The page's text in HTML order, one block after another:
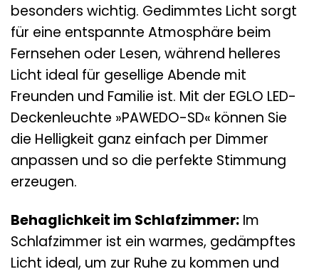
besonders wichtig. Gedimmtes Licht sorgt
für eine entspannte Atmosphäre beim
Fernsehen oder Lesen, während helleres
Licht ideal für gesellige Abende mit
Freunden und Familie ist. Mit der EGLO LED-
Deckenleuchte »PAWEDO-SD« können Sie
die Helligkeit ganz einfach per Dimmer
anpassen und so die perfekte Stimmung
erzeugen.
Behaglichkeit im Schlafzimmer: Im
Schlafzimmer ist ein warmes, gedämpftes
Licht ideal, um zur Ruhe zu kommen und